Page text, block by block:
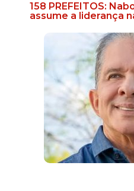
158 PREFEITOS:
assume a liderança